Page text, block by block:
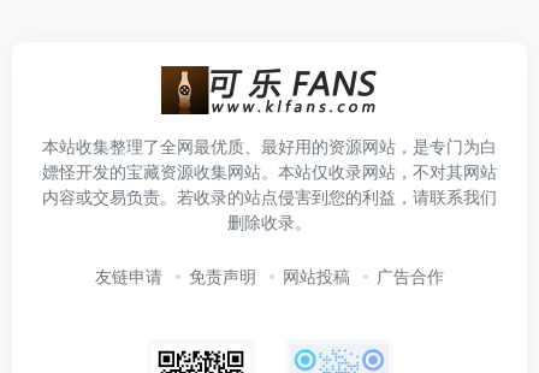
本站收集整理了全网最优质、最好用的资源网站，是专门为白
嫖怪开发的宝藏资源收集网站。本站仅收录网站，不对其网站
内容或交易负责。若收录的站点侵害到您的利益，请联系我们
删除收录。
友链申请 免责声明 网站投稿 广告合作